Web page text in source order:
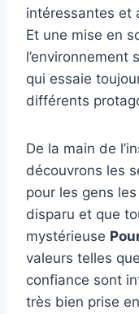
intéressantes et
Et une mise en
l’environnement
qui essaie
différents
De la main de
découvrons les
pour les gens
disparu et que
mystérieuse
valeurs telles
confiance sont
très bien prise